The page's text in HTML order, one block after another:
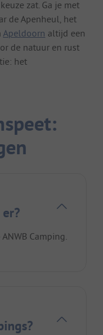
zat. Ga je met
de Apenheul, het
Apeldoorn altijd een
de natuur en rust
het
Camping.